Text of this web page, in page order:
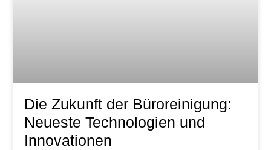
Die Zukunft der Büroreinigung:
Neueste Technologien und
Innovationen